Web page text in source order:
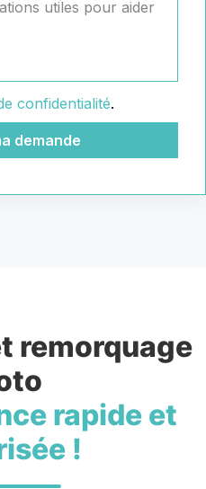
confidentialité.
demande
remorquage
rapide et
!